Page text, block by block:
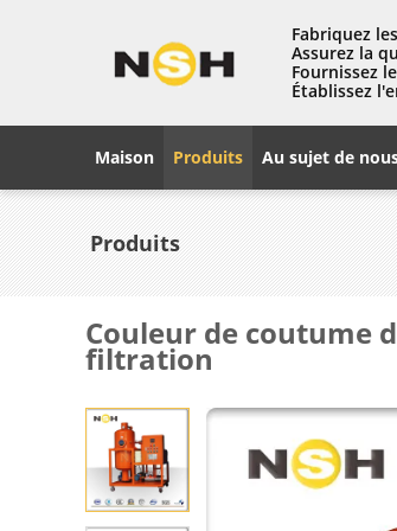
Fabriquez
Assurez la
Fournissez
Établissez
Maison Produits Au sujet de
Produits
Couleur de coutume
filtration